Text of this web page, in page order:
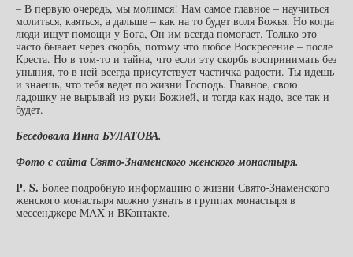
– В первую очередь, мы молимся! Нам самое главное – научиться
молиться, каяться, а дальше – как на то будет воля Божья. Но когда
люди ищут помощи у Бога, Он им всегда помогает. Только это
часто бывает через скорбь, потому что любое Воскресение – после
Креста. Но в том-то и тайна, что если эту скорбь воспринимать без
уныния, то в ней всегда присутствует частичка радости. Ты идешь
и знаешь, что тебя ведет по жизни Господь. Главное, свою
ладошку не вырывай из руки Божией, и тогда как надо, все так и
будет.
Беседовала Инна БУЛАТОВА.
Фото с сайта Свято-Знаменского женского монастыря.
Р. S. Более подробную информацию о жизни Свято-Знаменского
женского монастыря можно узнать в группах монастыря в
мессенджере MAX и ВКонтакте.